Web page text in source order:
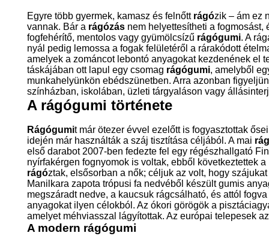
Egyre több gyermek, kamasz és felnőtt rágózik – ám ez
vannak. Bár a rágózás nem helyettesítheti a
fogfehérítő, mentolos vagy gyümölcsízű rágógumi. A
nyál pedig lemossa a fogak felületéről a rárakódott
amelyek a zománcot lebontó anyagokat kezdenének el
táskájában ott lapul egy csomag rágógumi, amelyből
munkahelyünkön ebédszünetben. Arra azonban
színházban, iskolában, üzleti tárgyaláson vagy
A rágógumi története
Rágógumit már ötezer évvel ezelőtt is fogyasztottak
idején már használták a száj tisztítása céljából. A mai
első darabot 2007-ben fedezte fel egy régészhallgató
nyírfakérgen fognyomok is voltak, ebből következtettek
rágóztak, elsősorban a nők; céljuk az volt, hogy
Manilkara zapota trópusi fa nedvéből készült gumis
megszáradt nedve, a kaucsuk rágcsálható, és attól
anyagokat ilyen célokból. Az ókori görögök a
amelyet méhviasszal lágyítottak. Az európai telepesek
A modern rágógumi